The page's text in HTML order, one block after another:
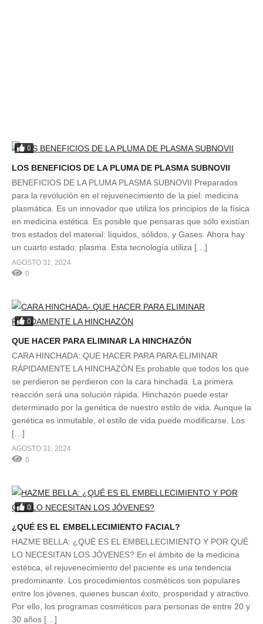
0
LOS BENEFICIOS DE LA PLUMA DE PLASMA SUBNOVII
BENEFICIOS DE LA PLUMA PLASMA SUBNOVII Preparados
para la revolución en el rejuvenecimiento de la piel: medicina
plasmática. Es un innovador que utiliza los principios de la física
en medicina estética. Es posible que pensaras que sólo existían
tres estados del material: líquidos, sólidos, y Gases. Ahora hay
un cuarto estado: plasma. Esta tecnología utiliza […]
AGOSTO 31, 2024
0
0
QUE HACER PARA ELIMINAR LA HINCHAZÓN
CARA HINCHADA: QUE HACER PARA PARA ELIMINAR
RÁPIDAMENTE LA HINCHAZÓN Es probable que todos los que
se perdieron se perdieron con la cara hinchada. La primera
reacción será una solución rápida. Hinchazón puede estar
determinado por la genética de nuestro estilo de vida. Aunque la
genética es inmutable, el estilo de vida puede modificarse. Los
[…]
AGOSTO 31, 2024
0
0
¿QUÉ ES EL EMBELLECIMIENTO FACIAL?
HAZME BELLA: ¿QUÉ ES EL EMBELLECIMIENTO Y POR QUÉ
LO NECESITAN LOS JÓVENES? En el ámbito de la medicina
estética, el rejuvenecimiento del paciente es una tendencia
predominante. Los procedimientos cosméticos son populares
entre los jóvenes, quienes buscan éxito, prosperidad y atractivo.
Por ello, los programas cosméticos para personas de entre 20 y
30 años […]